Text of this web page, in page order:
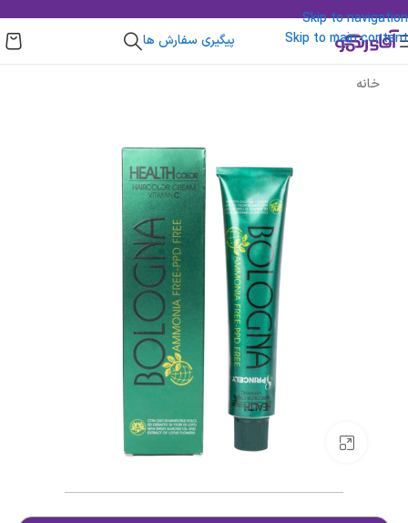
Skip to navigation
Skip to main content
پیگیری سفارش ها
خانه
بزرگنمایی تصویر